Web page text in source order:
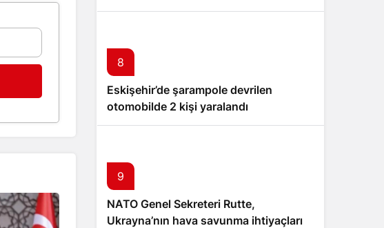
8
Eskişehir’de şarampole devrilen
otomobilde 2 kişi yaralandı
9
NATO Genel Sekreteri Rutte,
Ukrayna’nın hava savunma ihtiyaçlarını